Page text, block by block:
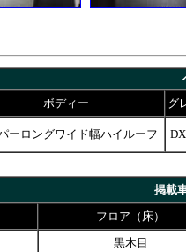
ボディー グ
ーロングワイド幅ハイルーフ
掲載
フロア（床）
黒木目